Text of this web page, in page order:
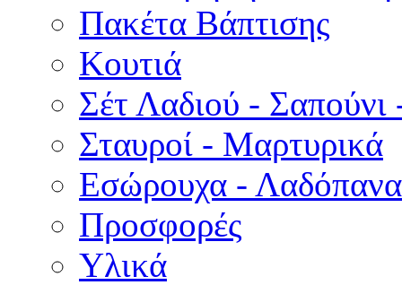
Πακέτα Βάπτισης
Κουτιά
Σέτ Λαδιού - Σαπούνι
Σταυροί - Μαρτυρικά
Εσώρουχα -
Προσφορές
Υλικά